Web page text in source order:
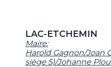
LAC-ETCHEMIN
Maire:
Harold Gagnon/Joan
siège 5)/Johanne